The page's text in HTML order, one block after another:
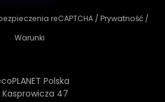
reCAPTCHA / Prywatność /
Warunki
Polska
Kasprowicza 47